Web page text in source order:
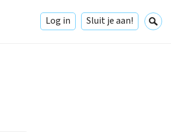
Log in Sluit je aan!